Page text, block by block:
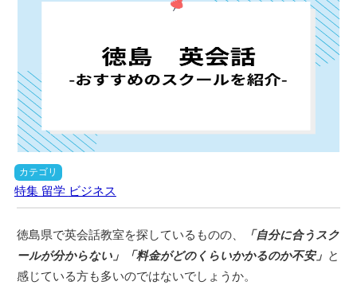
カテゴリ
特集 留学 ビジネス
徳島県で英会話教室を探しているものの、
「自分に合うスク
ールが分からない」「料金がどのくらいかかるのか不安」 と
感じている方も多いのではないでしょうか。